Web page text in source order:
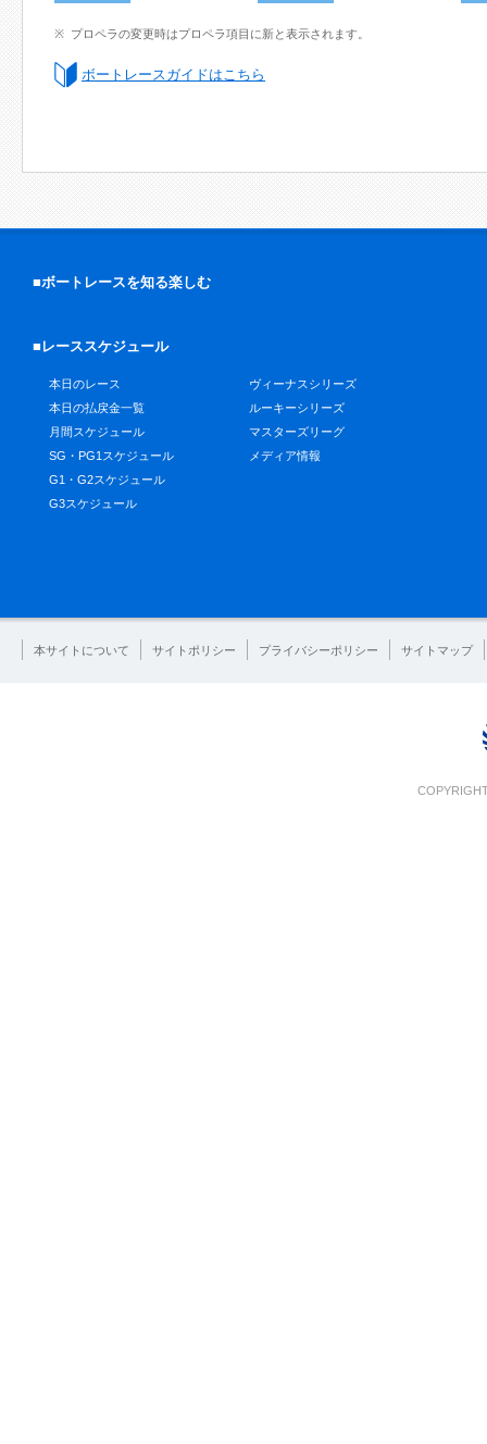
プロペラの変更時はプロペラ項目に新と表示されます。
ボートレースガイドはこちら
■ボートレースを知る楽しむ
■レーススケジュール
本日のレース
本日の払戻金一覧
月間スケジュール
SG・PG1スケジュール
G1・G2スケジュール
G3スケジュール
ヴィーナスシリーズ
ルーキーシリーズ
マスターズリーグ
メディア情報
本サイトについて サイトポリシー プライバシーポリシー サイトマップ